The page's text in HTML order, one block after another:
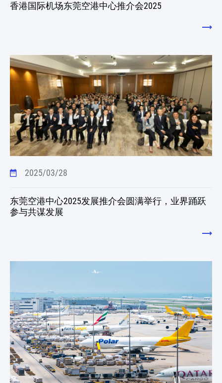
香港国际机场东莞空港中心推介会2025
2025/03/28
东莞空港中心2025发展推介会圆满举行，业界踊跃
参与共谋发展